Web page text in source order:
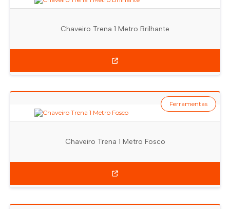
Chaveiro Trena 1 Metro Brilhante
Chaveiro Trena 1 Metro Fosco
Ferramentas